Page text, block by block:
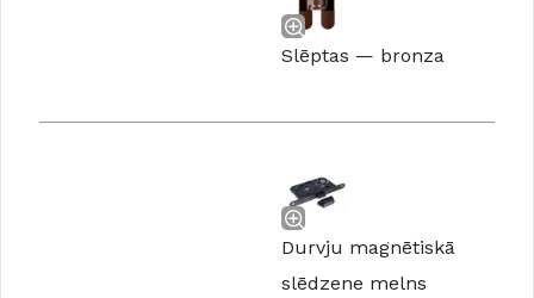
Slēptas — bronza
Durvju magnētiskā
slēdzene melns